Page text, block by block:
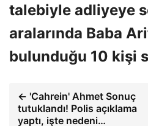
talebiyle adliyeye
aralarında Baba
bulunduğu 10 kişi
← 'Cahrein' Ahmet Sonuç
tutuklandı! Polis açıklama
yaptı, işte nedeni…